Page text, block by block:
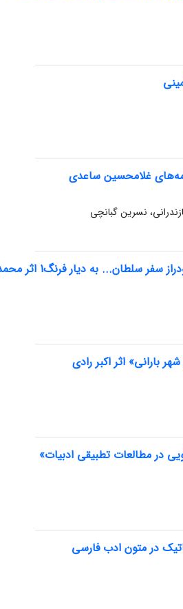
غلامحسین ساعدی
نسرین گبانچی
به دیار فرنگ1 اثر محمد چرمشیر
بارانی» اثر اکبر رادی
در مطالعات تطبیقی ادبیات»
در متون ادب فارسی